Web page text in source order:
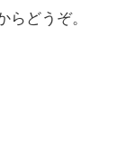
らどうぞ。